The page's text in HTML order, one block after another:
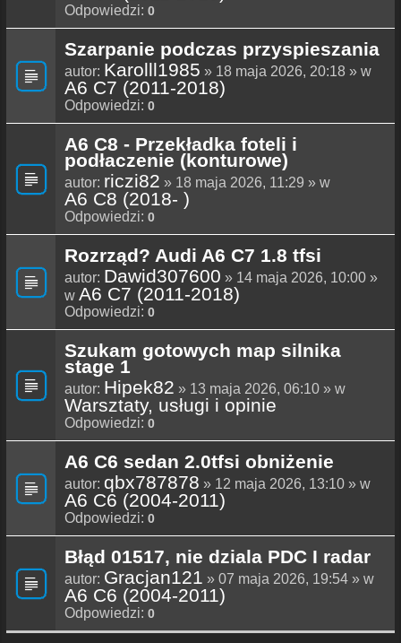
Odpowiedzi: 0
Szarpanie podczas przyspieszania
autor: Karolll1985 » 18 maja 2026, 20:18 » w
A6 C7 (2011-2018)
Odpowiedzi: 0
A6 C8 - Przekładka foteli i
podłaczenie (konturowe)
autor: riczi82 » 18 maja 2026, 11:29 » w
A6 C8 (2018- )
Odpowiedzi: 0
Rozrząd? Audi A6 C7 1.8 tfsi
autor: Dawid307600 » 14 maja 2026, 10:00 »
w A6 C7 (2011-2018)
Odpowiedzi: 0
Szukam gotowych map silnika
stage 1
autor: Hipek82 » 13 maja 2026, 06:10 » w
Warsztaty, usługi i opinie
Odpowiedzi: 0
A6 C6 sedan 2.0tfsi obniżenie
autor: qbx787878 » 12 maja 2026, 13:10 » w
A6 C6 (2004-2011)
Odpowiedzi: 0
Błąd 01517, nie dziala PDC I radar
autor: Gracjan121 » 07 maja 2026, 19:54 » w
A6 C6 (2004-2011)
Odpowiedzi: 0